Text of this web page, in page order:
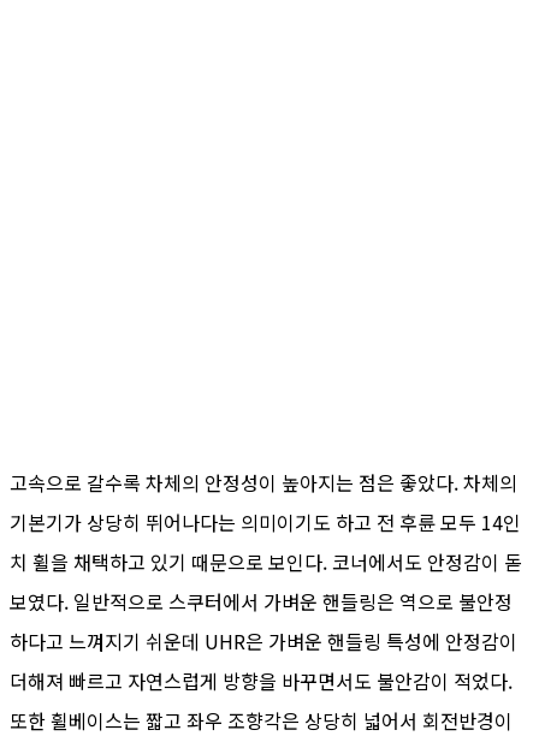
고속으로 갈수록 차체의 안정성이 높아지는 점은 좋았다. 차체의
기본기가 상당히 뛰어나다는 의미이기도 하고 전 후륜 모두 14인
치 휠을 채택하고 있기 때문으로 보인다. 코너에서도 안정감이 돋
보였다. 일반적으로 스쿠터에서 가벼운 핸들링은 역으로 불안정
하다고 느껴지기 쉬운데 UHR은 가벼운 핸들링 특성에 안정감이
더해져 빠르고 자연스럽게 방향을 바꾸면서도 불안감이 적었다.
또한 휠베이스는 짧고 좌우 조향각은 상당히 넓어서 회전반경이